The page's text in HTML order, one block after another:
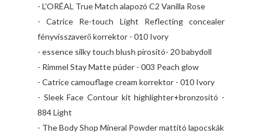
- L'ORÉAL True Match alapozó C2 Vanilla Rose
- Catrice Re-touch Light Reflecting concealer
fényvisszaverő korrektor - 010 Ivory
- essence silky touch blush pirosító- 20 babydoll
- Rimmel Stay Matte púder - 003 Peach glow
- Catrice camouflage cream korrektor - 010 Ivory
- Sleek Face Contour kit highlighter+bronzosító -
884 Light
- The Body Shop Mineral Powder mattító lapocskák